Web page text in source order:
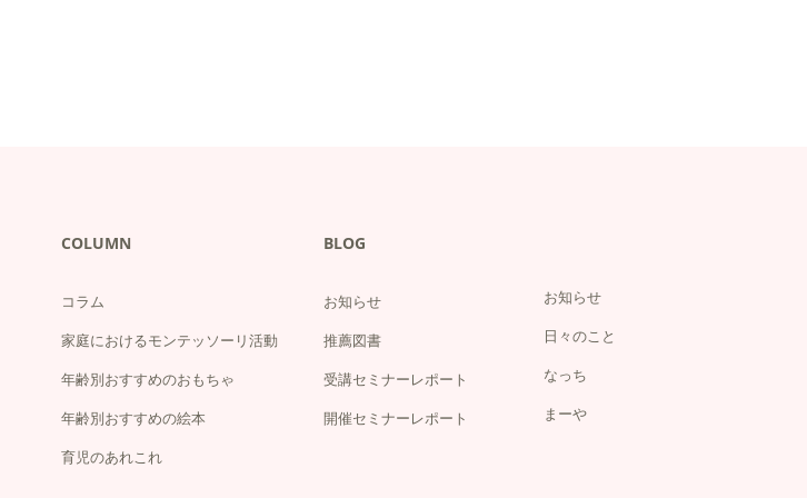
COLUMN
コラム
家庭におけるモンテッソーリ活動
年齢別おすすめのおもちゃ
年齢別おすすめの絵本
育児のあれこれ
BLOG
お知らせ
推薦図書
受講セミナーレポート
開催セミナーレポート
お知らせ
日々のこと
なっち
まーや